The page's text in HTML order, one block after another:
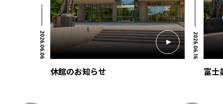
2026.06.06
休館のお知らせ
2026.06.16
富士